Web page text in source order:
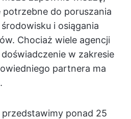
do poruszania
i osiągania
Chociaż wiele agencji
w zakresie
partnera ma
ponad 25